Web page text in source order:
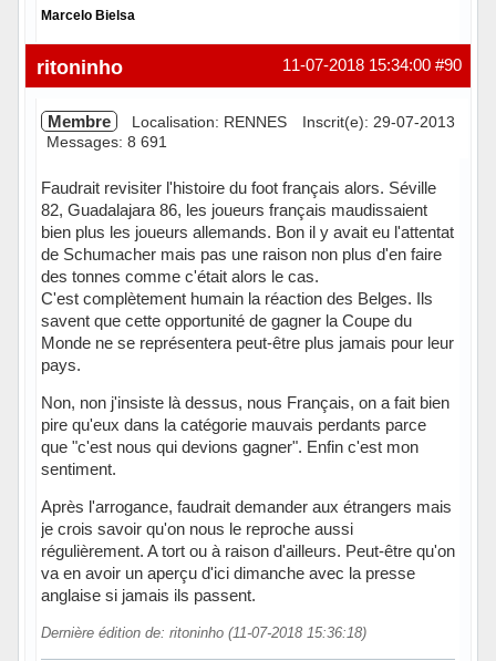
Marcelo Bielsa
Hors ligne #90
11-07-2018 15:34:00
ritoninho
Membre Localisation: RENNES
Inscrit(e): 29-07-2013
Messages: 8 691
Faudrait revisiter l'histoire du foot français alors. Séville
82, Guadalajara 86, les joueurs français maudissaient
bien plus les joueurs allemands. Bon il y avait eu l'attentat
de Schumacher mais pas une raison non plus d'en faire
des tonnes comme c'était alors le cas.
C'est complètement humain la réaction des Belges. Ils
savent que cette opportunité de gagner la Coupe du
Monde ne se représentera peut-être plus jamais pour leur
pays.
Non, non j'insiste là dessus, nous Français, on a fait bien
pire qu'eux dans la catégorie mauvais perdants parce
que "c'est nous qui devions gagner". Enfin c'est mon
sentiment.
Après l'arrogance, faudrait demander aux étrangers mais
je crois savoir qu'on nous le reproche aussi
régulièrement. A tort ou à raison d'ailleurs. Peut-être qu'on
va en avoir un aperçu d'ici dimanche avec la presse
anglaise si jamais ils passent.
Dernière édition de: ritoninho (11-07-2018 15:36:18)